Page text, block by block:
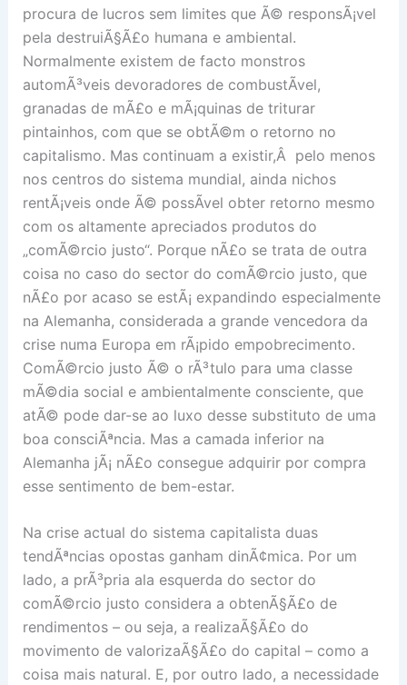
procura de lucros sem limites que Ã© responsÃ¡vel
pela destruiÃ§Ã£o humana e ambiental.
Normalmente existem de facto monstros
automÃ³veis devoradores de combustÃ­vel,
granadas de mÃ£o e mÃ¡quinas de triturar
pintainhos, com que se obtÃ©m o retorno no
capitalismo. Mas continuam a existir,Â pelo menos
nos centros do sistema mundial, ainda nichos
rentÃ¡veis onde Ã© possÃ­vel obter retorno mesmo
com os altamente apreciados produtos do
„comÃ©rcio justo“. Porque nÃ£o se trata de outra
coisa no caso do sector do comÃ©rcio justo, que
nÃ£o por acaso se estÃ¡ expandindo especialmente
na Alemanha, considerada a grande vencedora da
crise numa Europa em rÃ¡pido empobrecimento.
ComÃ©rcio justo Ã© o rÃ³tulo para uma classe
mÃ©dia social e ambientalmente consciente, que
atÃ© pode dar-se ao luxo desse substituto de uma
boa consciÃªncia. Mas a camada inferior na
Alemanha jÃ¡ nÃ£o consegue adquirir por compra
esse sentimento de bem-estar.
Na crise actual do sistema capitalista duas
tendÃªncias opostas ganham dinÃ¢mica. Por um
lado, a prÃ³pria ala esquerda do sector do
comÃ©rcio justo considera a obtenÃ§Ã£o de
rendimentos – ou seja, a realizaÃ§Ã£o do
movimento de valorizaÃ§Ã£o do capital – como a
coisa mais natural. E, por outro lado, a necessidade